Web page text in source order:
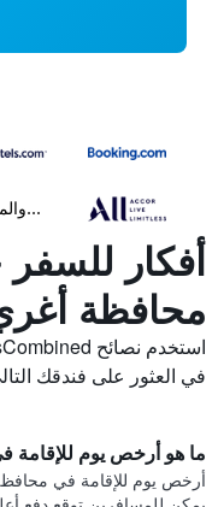
أفكار
محافظة
في العثور على فندقك
ما هو أرخص يوم